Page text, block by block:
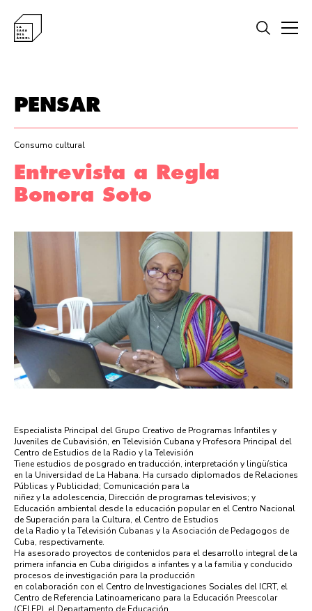
PENSAR
Consumo cultural
Entrevista a Regla
Bonora Soto
Especialista Principal del Grupo Creativo de Programas Infantiles y
Juveniles de Cubavisión, en Televisión Cubana y Profesora Principal del
Centro de Estudios de la Radio y la Televisión
Tiene estudios de posgrado en traducción, interpretación y lingüística
en la Universidad de La Habana. Ha cursado diplomados de Relaciones
Públicas y Publicidad; Comunicación para la
niñez y la adolescencia, Dirección de programas televisivos; y
Educación ambiental desde la educación popular en el Centro Nacional
de Superación para la Cultura, el Centro de Estudios
de la Radio y la Televisión Cubanas y la Asociación de Pedagogos de
Cuba, respectivamente.
Ha asesorado proyectos de contenidos para el desarrollo integral de la
primera infancia en Cuba dirigidos a infantes y a la familia y conducido
procesos de investigación para la producción
en colaboración con el Centro de Investigaciones Sociales del ICRT, el
Centro de Referencia Latinoamericano para la Educación Preescolar